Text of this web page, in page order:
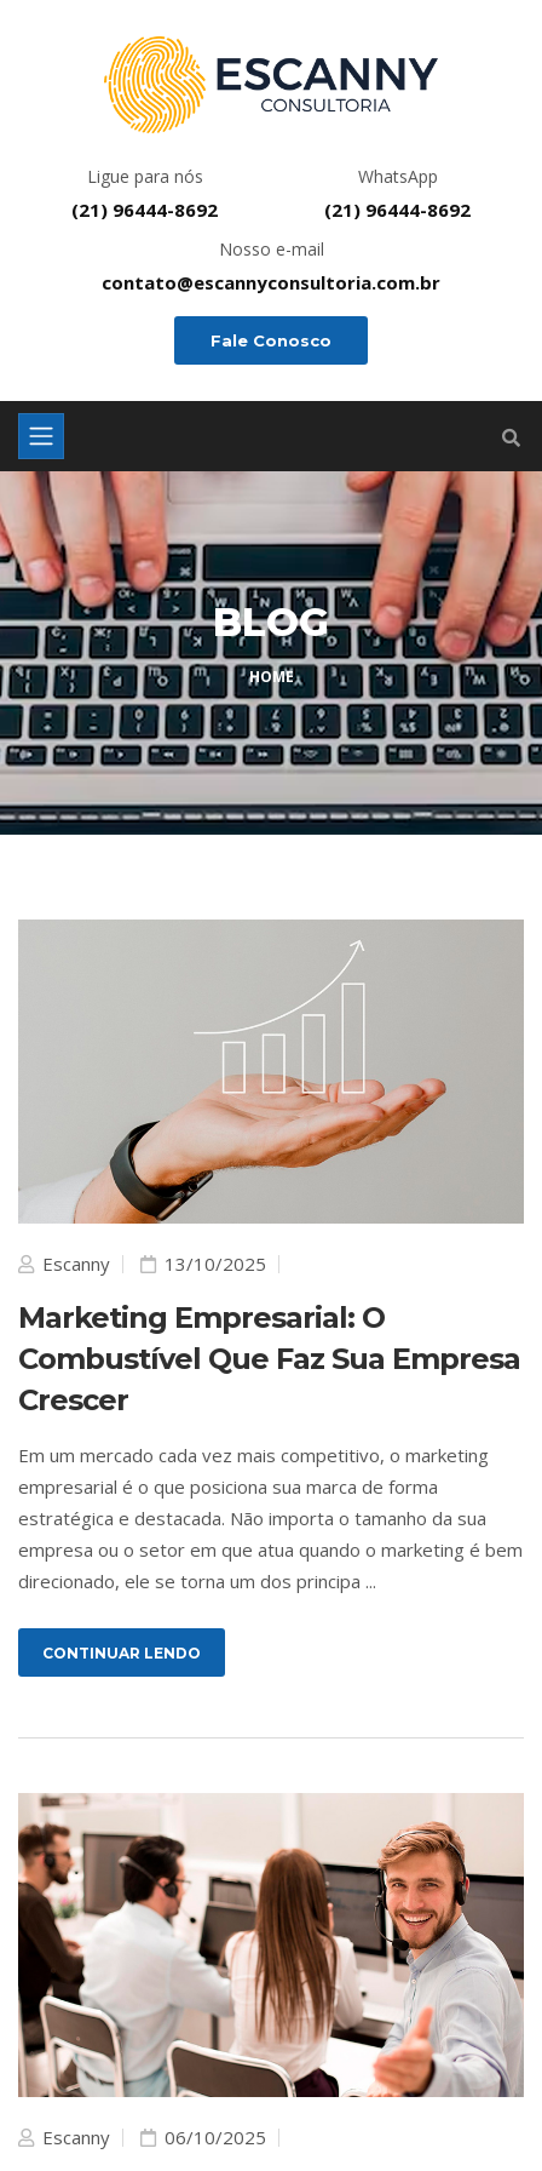
Ligue para nós
(21) 96444-8692
WhatsApp
(21) 96444-8692
Nosso e-mail
contato@escannyconsultoria.com.br
Fale Conosco
BLOG
HOME
Escanny 13/10/2025
Marketing Empresarial: O
Combustível Que Faz Sua Empresa
Crescer
Em um mercado cada vez mais competitivo, o marketing
empresarial é o que posiciona sua marca de forma
estratégica e destacada. Não importa o tamanho da sua
empresa ou o setor em que atua quando o marketing é bem
direcionado, ele se torna um dos principa ...
CONTINUAR LENDO
Escanny 06/10/2025